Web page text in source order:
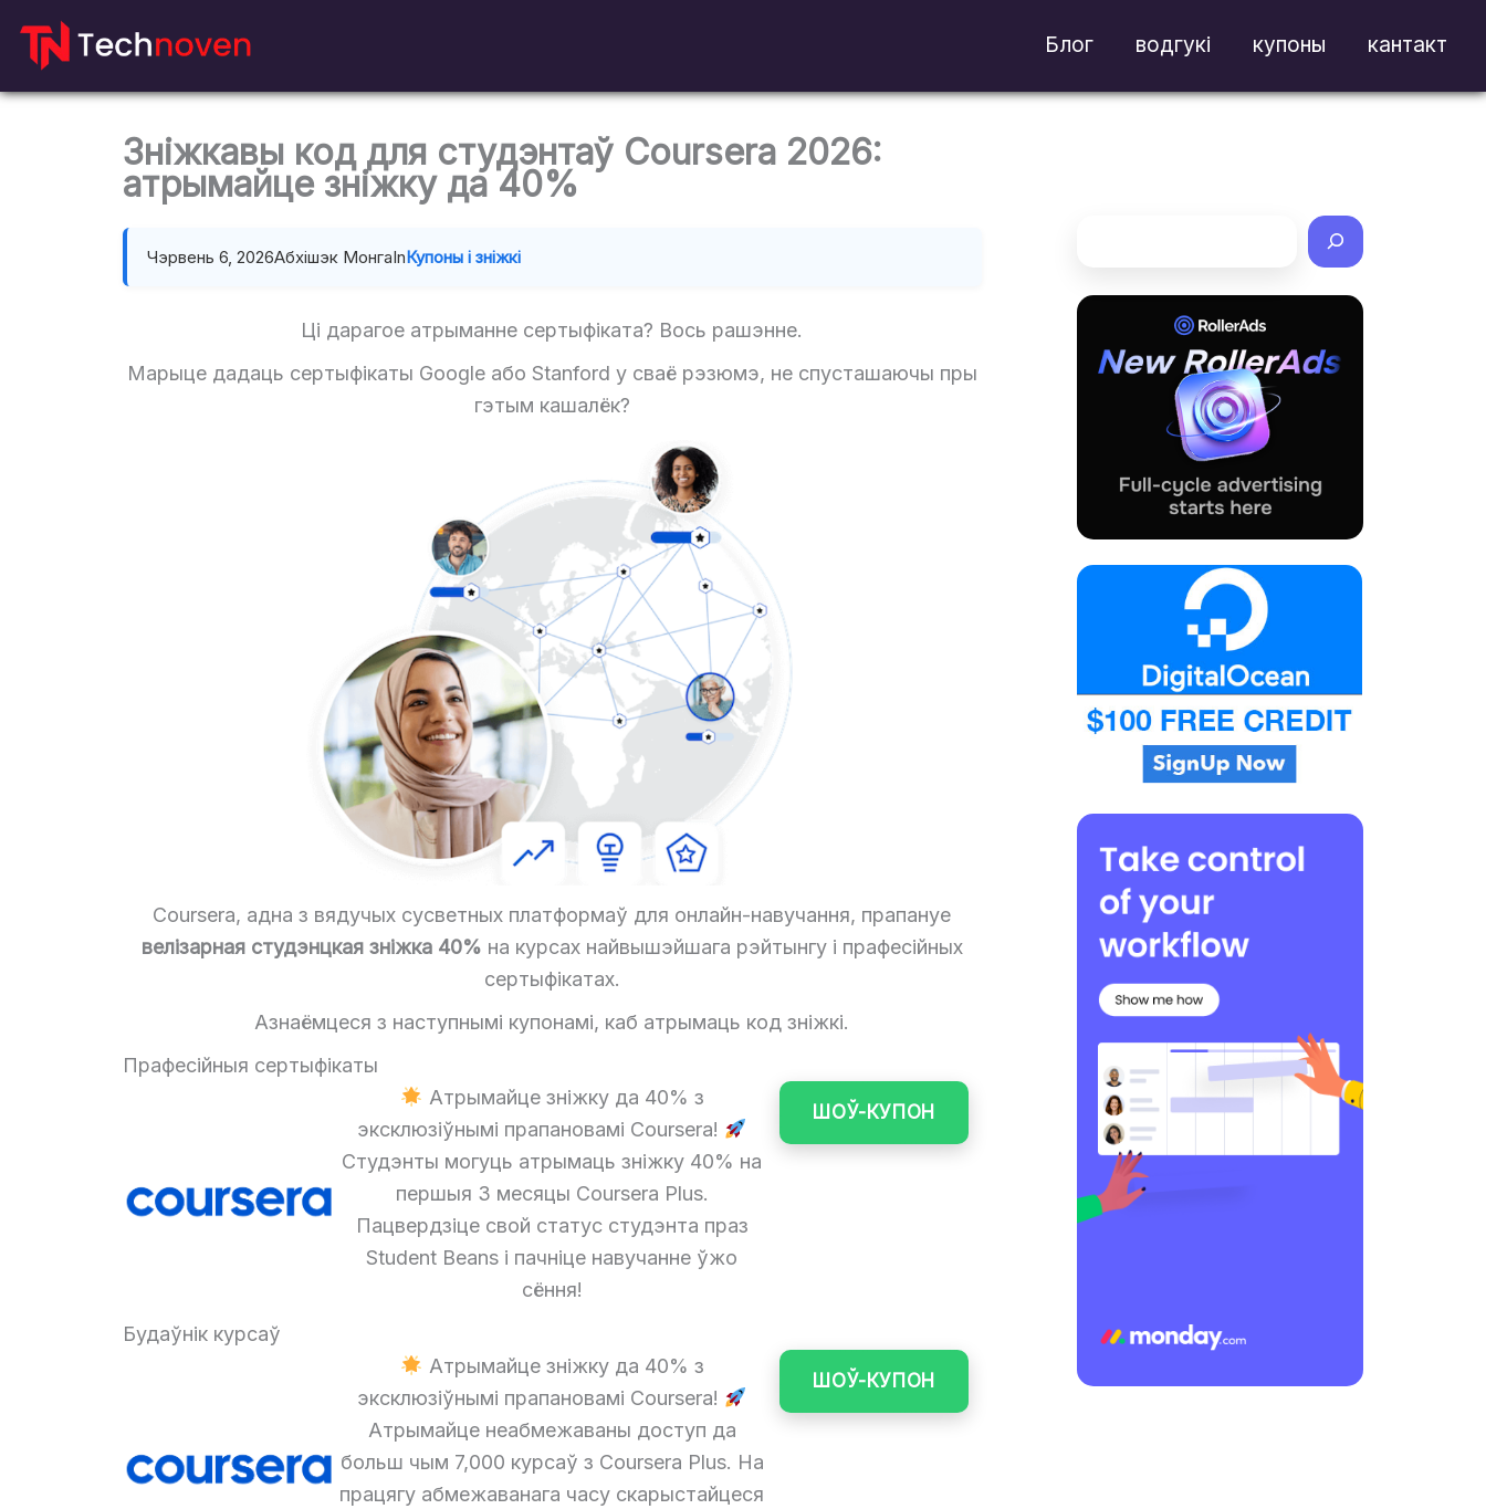
Блог водгукі купоны кантакт
Зніжкавы код для студэнтаў Coursera 2026:
атрымайце зніжку да 40%
Чэрвень 6, 2026Абхішэк МонгаInКупоны і зніжкі
Ці дарагое атрыманне сертыфіката? Вось рашэнне.
Марыце дадаць сертыфікаты Google або Stanford у сваё рэзюмэ, не спусташаючы пры
гэтым кашалёк?
Coursera, адна з вядучых сусветных платформаў для онлайн-навучання, прапануе
велізарная студэнцкая зніжка 40% на курсах найвышэйшага рэйтынгу і прафесійных
сертыфікатах.
Азнаёмцеся з наступнымі купонамі, каб атрымаць код зніжкі.
Прафесійныя сертыфікаты
Атрымайце зніжку да 40% з
эксклюзіўнымі прапановамі Coursera!
Студэнты могуць атрымаць зніжку 40% на
першыя 3 месяцы Coursera Plus.
Пацвердзіце свой статус студэнта праз
Student Beans і пачніце навучанне ўжо
сёння!
ШОЎ-КУПОН
Будаўнік курсаў
Атрымайце зніжку да 40% з
эксклюзіўнымі прапановамі Coursera!
Атрымайце неабмежаваны доступ да
больш чым 7,000 курсаў з Coursera Plus. На
працягу абмежаванага часу скарыстайцеся
ШОЎ-КУПОН